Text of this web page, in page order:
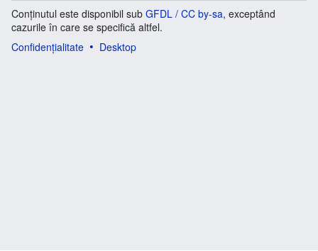
Conținutul este disponibil sub GFDL / CC by-sa, exceptând
cazurile în care se specifică altfel.
Confidențialitate
Desktop